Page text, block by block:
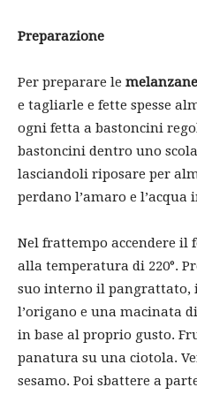
Preparazione
Per preparare le
e tagliarle e fette spesse
ogni fetta a bastoncini
bastoncini dentro uno
lasciandoli riposare per
perdano l’amaro e l’acqua
Nel frattempo accendere
alla temperatura di 220°.
suo interno il pangrattato,
l’origano e una macinata
in base al proprio gusto.
panatura su una ciotola.
sesamo. Poi sbattere a